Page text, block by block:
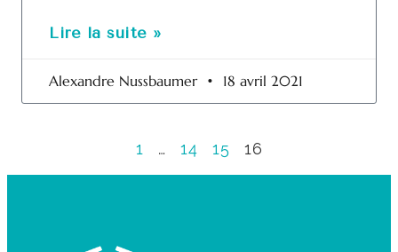
Lire la suite »
Alexandre Nussbaumer 18 avril 2021
1 … 14 15 16